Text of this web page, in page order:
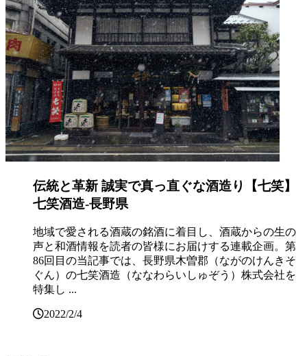
伝統と革新 誠実で真っ直ぐな酒造り【七笑】
七笑酒造-長野県
地域で愛される酒蔵の銘酒に着目し、酒蔵からの生の
声と和酒情報を読者の皆様にお届けする連載企画。第
86回目の当記事では、長野県木曽郡（ながのけんきそ
ぐん）の七笑酒造（ななわらいしゅぞう）株式会社を
特集し ...
2022/2/4